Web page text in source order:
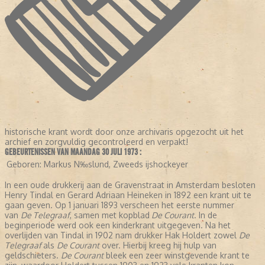
historische krant wordt door onze archivaris opgezocht uit het
archief en zorgvuldig gecontroleerd en verpakt!
GEBEURTENISSEN VAN MAANDAG 30 JULI 1973 :
Geboren: Markus N‰slund, Zweeds ijshockeyer
In een oude drukkerij aan de Gravenstraat in Amsterdam besloten
Henry Tindal en Gerard Adriaan Heineken in 1892 een krant uit te
gaan geven. Op 1 januari 1893 verscheen het eerste nummer
van De Telegraaf, samen met kopblad De Courant. In de
beginperiode werd ook een kinderkrant uitgegeven. Na het
overlijden van Tindal in 1902 nam drukker Hak Holdert zowel De
Telegraafals De Courantover. Hierbij kreeg hij hulp van
geldschieters. De Courantbleek een zeer winstgevende krant te